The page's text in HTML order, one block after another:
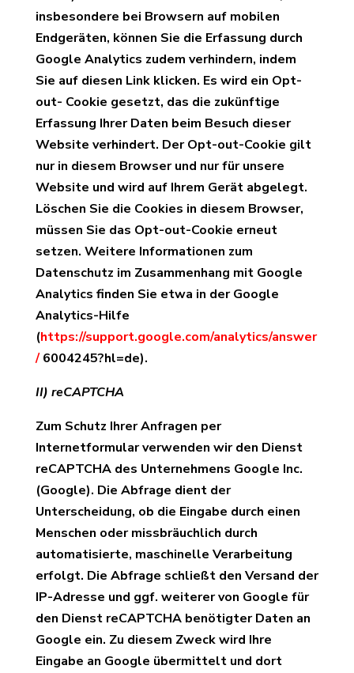
insbesondere bei Browsern auf mobilen
Endgeräten, können Sie die Erfassung durch
Google Analytics zudem verhindern, indem
Sie auf diesen Link klicken. Es wird ein Opt-
out- Cookie gesetzt, das die zukünftige
Erfassung Ihrer Daten beim Besuch dieser
Website verhindert. Der Opt-out-Cookie gilt
nur in diesem Browser und nur für unsere
Website und wird auf Ihrem Gerät abgelegt.
Löschen Sie die Cookies in diesem Browser,
müssen Sie das Opt-out-Cookie erneut
setzen. Weitere Informationen zum
Datenschutz im Zusammenhang mit Google
Analytics finden Sie etwa in der Google
Analytics-Hilfe
(https://support.google.com/analytics/answer
/6004245?hl=de).
II) reCAPTCHA
Zum Schutz Ihrer Anfragen per
Internetformular verwenden wir den Dienst
reCAPTCHA des Unternehmens Google Inc.
(Google). Die Abfrage dient der
Unterscheidung, ob die Eingabe durch einen
Menschen oder missbräuchlich durch
automatisierte, maschinelle Verarbeitung
erfolgt. Die Abfrage schließt den Versand der
IP-Adresse und ggf. weiterer von Google für
den Dienst reCAPTCHA benötigter Daten an
Google ein. Zu diesem Zweck wird Ihre
Eingabe an Google übermittelt und dort